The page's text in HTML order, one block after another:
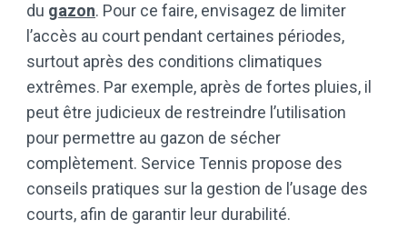
du gazon. Pour ce faire, envisagez de limiter
l’accès au court pendant certaines périodes,
surtout après des conditions climatiques
extrêmes. Par exemple, après de fortes pluies, il
peut être judicieux de restreindre l’utilisation
pour permettre au gazon de sécher
complètement. Service Tennis propose des
conseils pratiques sur la gestion de l’usage des
courts, afin de garantir leur durabilité.